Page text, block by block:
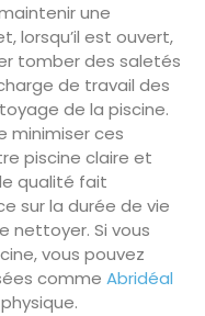
une
lorsqu’il est ouvert,
tomber des saletés
de travail des
de la piscine.
minimiser ces
piscine claire et
qualité fait
sur la durée de vie
nettoyer. Si vous
vous pouvez
comme Abridéal